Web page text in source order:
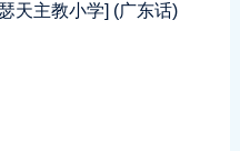
天主教小学] (广东话)